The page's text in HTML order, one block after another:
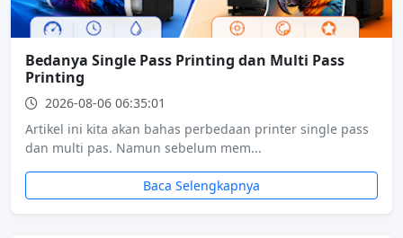
Bedanya Single Pass Printing dan Multi Pass
Printing
2026-08-06 06:35:01
Artikel ini kita akan bahas perbedaan printer single pass
dan multi pas. Namun sebelum mem...
Baca Selengkapnya